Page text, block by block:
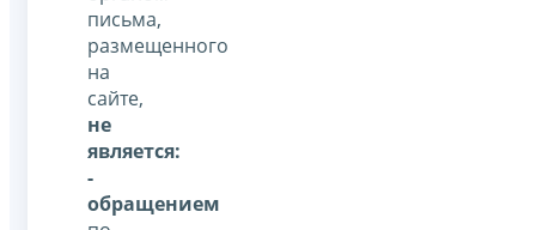
письма,
размещенного
на
сайте,
не
является:
-
обращением